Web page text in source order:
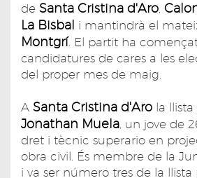
de Santa Cristina d'Aro,
La Bisbal i mantindrà el
Montgrí. El partit ha
candidatures de cares a les
del proper mes de maig.
A Santa Cristina d'Aro la
Jonathan Muela, un jove de
dret i tècnic superario en
obra civil. És membre de la
i va ser número tres de la llista